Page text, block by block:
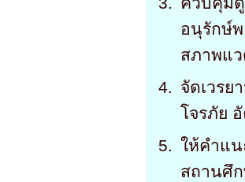
อนุรักษ์พ
สภาพแ
จัดเวร
โจรภัย
ให้คำแ
สถานศึ